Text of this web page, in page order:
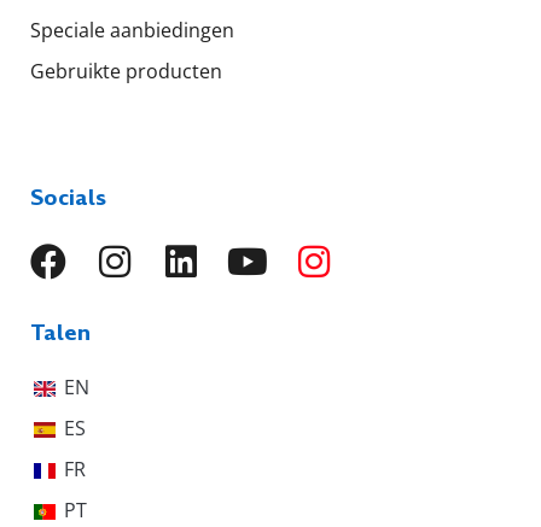
Speciale aanbiedingen
Gebruikte producten
Socials
Talen
EN
ES
FR
PT